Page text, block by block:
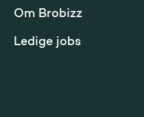
Om Brobizz
Ledige jobs